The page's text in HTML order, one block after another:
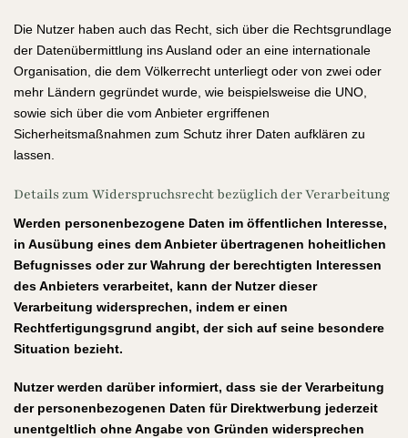
Die Nutzer haben auch das Recht, sich über die Rechtsgrundlage
der Datenübermittlung ins Ausland oder an eine internationale
Organisation, die dem Völkerrecht unterliegt oder von zwei oder
mehr Ländern gegründet wurde, wie beispielsweise die UNO,
sowie sich über die vom Anbieter ergriffenen
Sicherheitsmaßnahmen zum Schutz ihrer Daten aufklären zu
lassen.
Details zum Widerspruchsrecht bezüglich der Verarbeitung
Werden personenbezogene Daten im öffentlichen Interesse,
in Ausübung eines dem Anbieter übertragenen hoheitlichen
Befugnisses oder zur Wahrung der berechtigten Interessen
des Anbieters verarbeitet, kann der Nutzer dieser
Verarbeitung widersprechen, indem er einen
Rechtfertigungsgrund angibt, der sich auf seine besondere
Situation bezieht.
Nutzer werden darüber informiert, dass sie der Verarbeitung
der personenbezogenen Daten für Direktwerbung jederzeit
unentgeltlich ohne Angabe von Gründen widersprechen